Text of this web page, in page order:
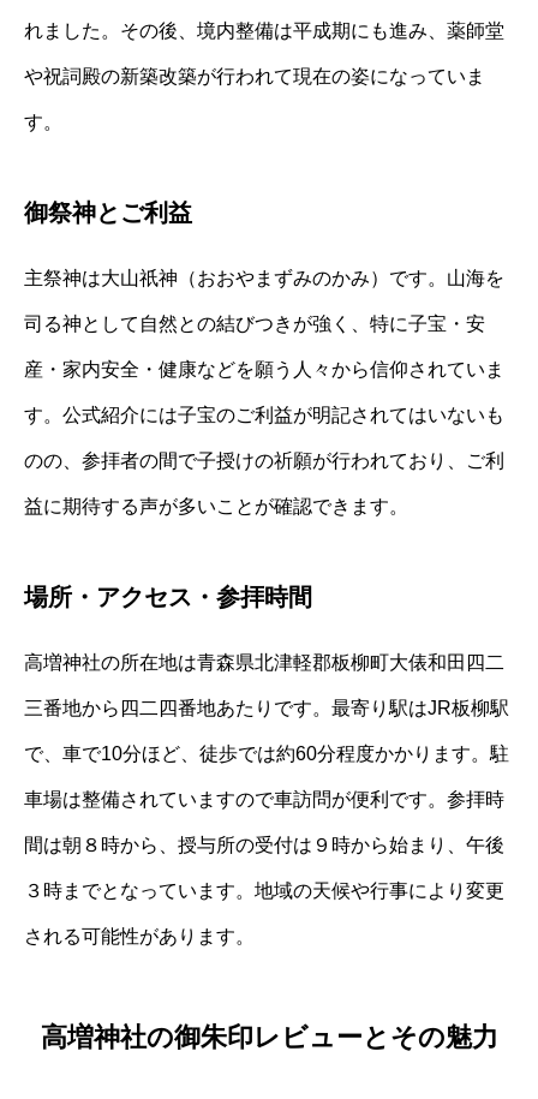
れました。その後、境内整備は平成期にも進み、薬師堂
や祝詞殿の新築改築が行われて現在の姿になっていま
す。
御祭神とご利益
主祭神は大山祇神（おおやまずみのかみ）です。山海を
司る神として自然との結びつきが強く、特に子宝・安
産・家内安全・健康などを願う人々から信仰されていま
す。公式紹介には子宝のご利益が明記されてはいないも
のの、参拝者の間で子授けの祈願が行われており、ご利
益に期待する声が多いことが確認できます。
場所・アクセス・参拝時間
高増神社の所在地は青森県北津軽郡板柳町大俵和田四二
三番地から四二四番地あたりです。最寄り駅はJR板柳駅
で、車で10分ほど、徒歩では約60分程度かかります。駐
車場は整備されていますので車訪問が便利です。参拝時
間は朝８時から、授与所の受付は９時から始まり、午後
３時までとなっています。地域の天候や行事により変更
される可能性があります。
高増神社の御朱印レビューとその魅力